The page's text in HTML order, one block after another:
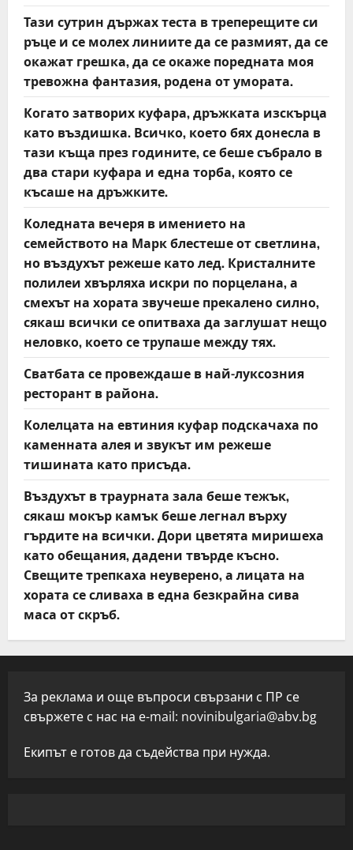
Тази сутрин държах теста в треперещите си
ръце и се молех линиите да се размият, да се
окажат грешка, да се окаже поредната моя
тревожна фантазия, родена от умората.
Когато затворих куфара, дръжката изскърца
като въздишка. Всичко, което бях донесла в
тази къща през годините, се беше събрало в
два стари куфара и една торба, която се
късаше на дръжките.
Коледната вечеря в имението на
семейството на Марк блестеше от светлина,
но въздухът режеше като лед. Кристалните
полилеи хвърляха искри по порцелана, а
смехът на хората звучеше прекалено силно,
сякаш всички се опитваха да заглушат нещо
неловко, което се трупаше между тях.
Сватбата се провеждаше в най-луксозния
ресторант в района.
Колелцата на евтиния куфар подскачаха по
каменната алея и звукът им режеше
тишината като присъда.
Въздухът в траурната зала беше тежък,
сякаш мокър камък беше легнал върху
гърдите на всички. Дори цветята миришеха
като обещания, дадени твърде късно.
Свещите трепкаха неуверено, а лицата на
хората се сливаха в една безкрайна сива
маса от скръб.
За реклама и още въпроси свързани с ПР се
свържете с нас на e-mail: novinibulgaria@abv.bg
Екипът е готов да съдейства при нужда.